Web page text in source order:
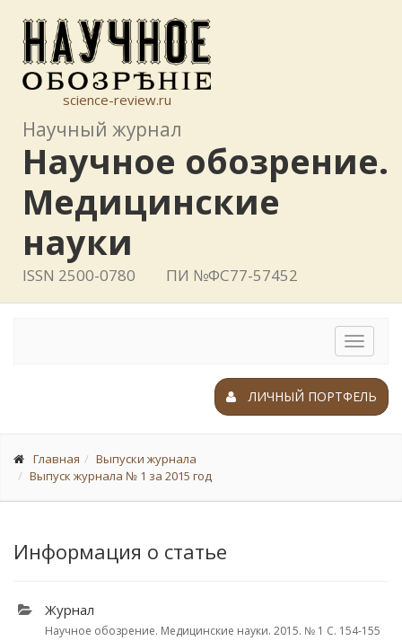
science-review.ru
Научный журнал
Научное обозрение.
Медицинские
науки
ISSN 2500-0780 ПИ №ФС77-57452
Toggle
ЛИЧНЫЙ ПОРТФЕЛЬ
Главная
Выпуски журнала
Выпуск журнала № 1 за 2015 год
Информация о статье
Журнал
Научное обозрение. Медицинские науки. 2015. № 1 С. 154-155